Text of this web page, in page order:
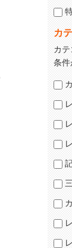
カ
カ
条件